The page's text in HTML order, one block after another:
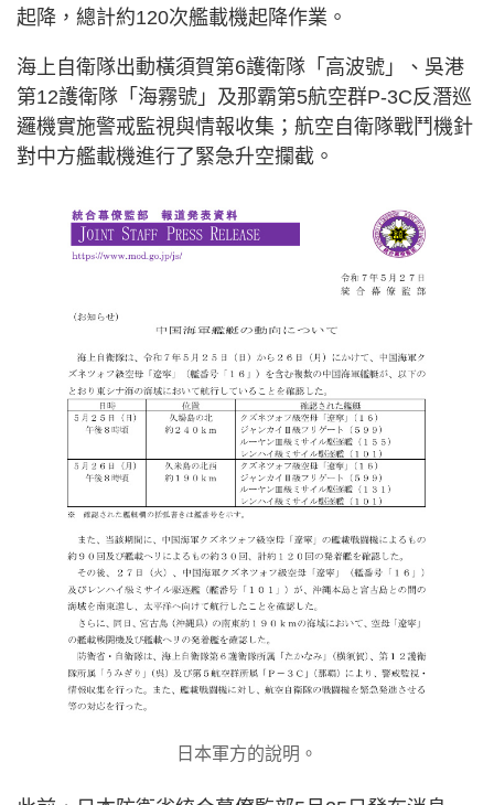
起降，總計約120次艦載機起降作業。
海上自衛隊出動橫須賀第6護衛隊「高波號」、吳港
第12護衛隊「海霧號」及那霸第5航空群P-3C反潛巡
邏機實施警戒監視與情報收集；航空自衛隊戰鬥機針
對中方艦載機進行了緊急升空攔截。
日本軍方的說明。